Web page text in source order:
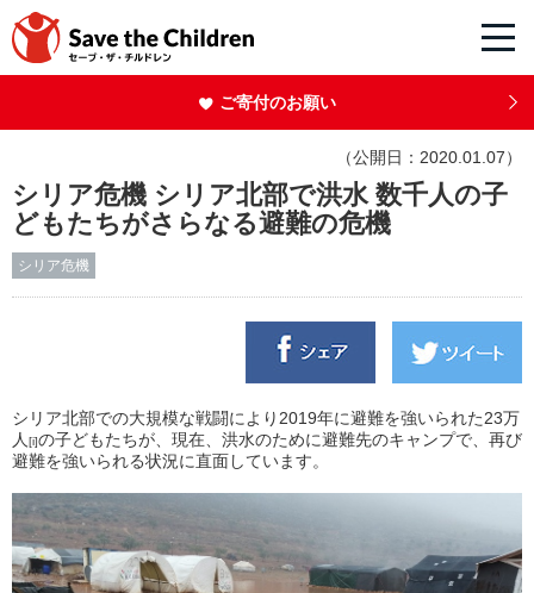
ご寄付のお願い
（公開日：2020.01.07）
シリア危機 シリア北部で洪水 数千人の子
どもたちがさらなる避難の危機
シリア危機
シリア北部での大規模な戦闘により2019年に避難を強いられた23万
人 [i]の子どもたちが、現在、洪水のために避難先のキャンプで、再び
避難を強いられる状況に直面しています。